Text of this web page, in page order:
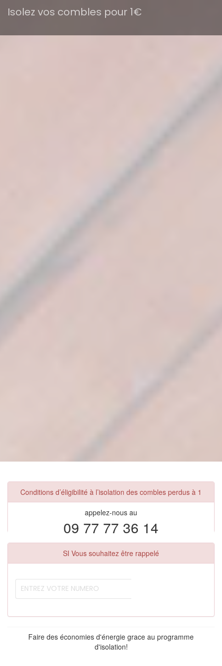
Isolez vos combles pour 1€
Conditions d’éligibilité à l’isolation des combles perdus à 1
appelez-nous au
09 77 77 36 14
SI Vous souhaitez être rappelé
Faire des économies d'énergie grace au programme
d'isolation!